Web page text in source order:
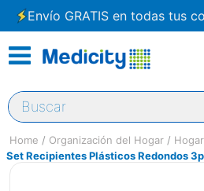
Envío GRATIS en todas tus
Buscar
Organización del Hogar Hogar
Set Recipientes Plásticos Redondos